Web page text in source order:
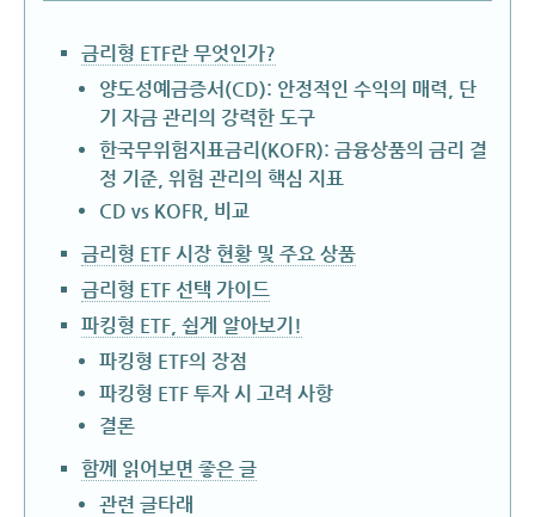
금리형 ETF란 무엇인가?
양도성예금증서(CD): 안정적인 수익의 매력, 단
기 자금 관리의 강력한 도구
한국무위험지표금리(KOFR): 금융상품의 금리 결
정 기준, 위험 관리의 핵심 지표
CD vs KOFR, 비교
금리형 ETF 시장 현황 및 주요 상품
금리형 ETF 선택 가이드
파킹형 ETF, 쉽게 알아보기!
파킹형 ETF의 장점
파킹형 ETF 투자 시 고려 사항
결론
함께 읽어보면 좋은 글
관련 글타래